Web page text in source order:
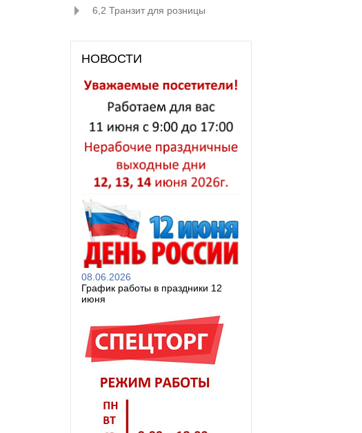
6,2 Транзит для розницы
НОВОСТИ
08.06.2026
График работы в праздники 12
июня